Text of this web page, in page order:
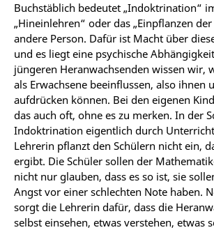
Buchstäblich bedeutet „Indoktrination“
„Hineinlehren“ oder das „Einpflanzen
andere Person. Dafür ist Macht über
und es liegt eine psychische
jüngeren Heranwachsenden wissen wir,
als Erwachsene beeinflussen, also ihnen
aufdrücken können. Bei den eigenen
das auch oft, ohne es zu merken. In der
Indoktrination eigentlich durch
Lehrerin pflanzt den Schülern nicht ein,
ergibt. Die Schüler sollen der
nicht nur glauben, dass es so ist, sie
Angst vor einer schlechten Note haben.
sorgt die Lehrerin dafür, dass die
selbst einsehen, etwas verstehen, etwas